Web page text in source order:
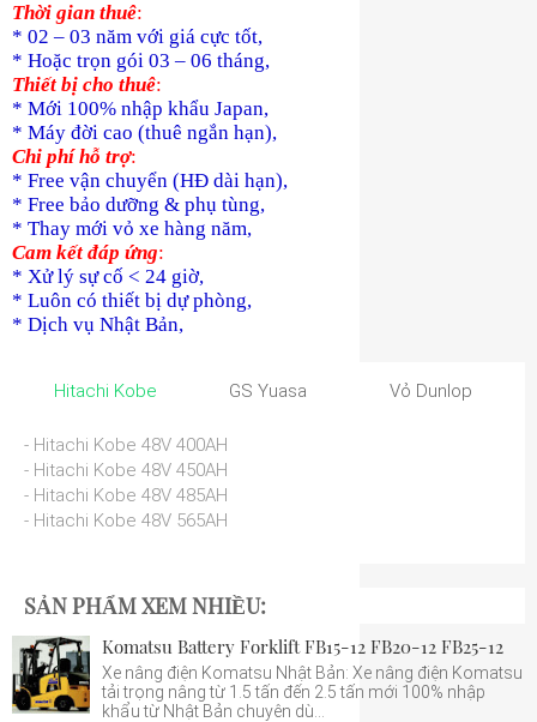
Thời gian thuê:
* 02 – 03 năm với giá cực tốt,
* Hoặc trọn gói 03 – 06 tháng,
Thiết bị cho thuê:
* Mới 100% nhập khẩu Japan,
* Máy đời cao (thuê ngắn hạn),
Chi phí hỗ trợ:
* Free vận chuyển (HĐ dài hạn),
* Free bảo dưỡng & phụ tùng,
* Thay mới vỏ xe hàng năm,
Cam kết đáp ứng:
* Xử lý sự cố < 24 giờ,
* Luôn có thiết bị dự phòng,
* Dịch vụ Nhật Bản,
Hitachi Kobe GS Yuasa Vỏ Dunlop
- Hitachi Kobe 48V 400AH
- Hitachi Kobe 48V 450AH
- Hitachi Kobe 48V 485AH
- Hitachi Kobe 48V 565AH
SẢN PHẨM XEM NHIỀU:
Komatsu Battery Forklift FB15-12 FB20-12 FB25-12
Xe nâng điện Komatsu Nhật Bản: Xe nâng điện Komatsu
tải trọng nâng từ 1.5 tấn đến 2.5 tấn mới 100% nhập
khẩu từ Nhật Bản chuyên dù...